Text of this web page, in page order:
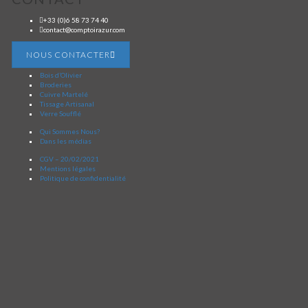
+33 (0)6 58 73 74 40
contact@comptoirazur.com
NOUS CONTACTER
Bois d’Olivier
Broderies
Cuivre Martelé
Tissage Artisanal
Verre Soufflé
Qui Sommes Nous?
Dans les médias
CGV – 20/02/2021
Mentions légales
Politique de confidentialité